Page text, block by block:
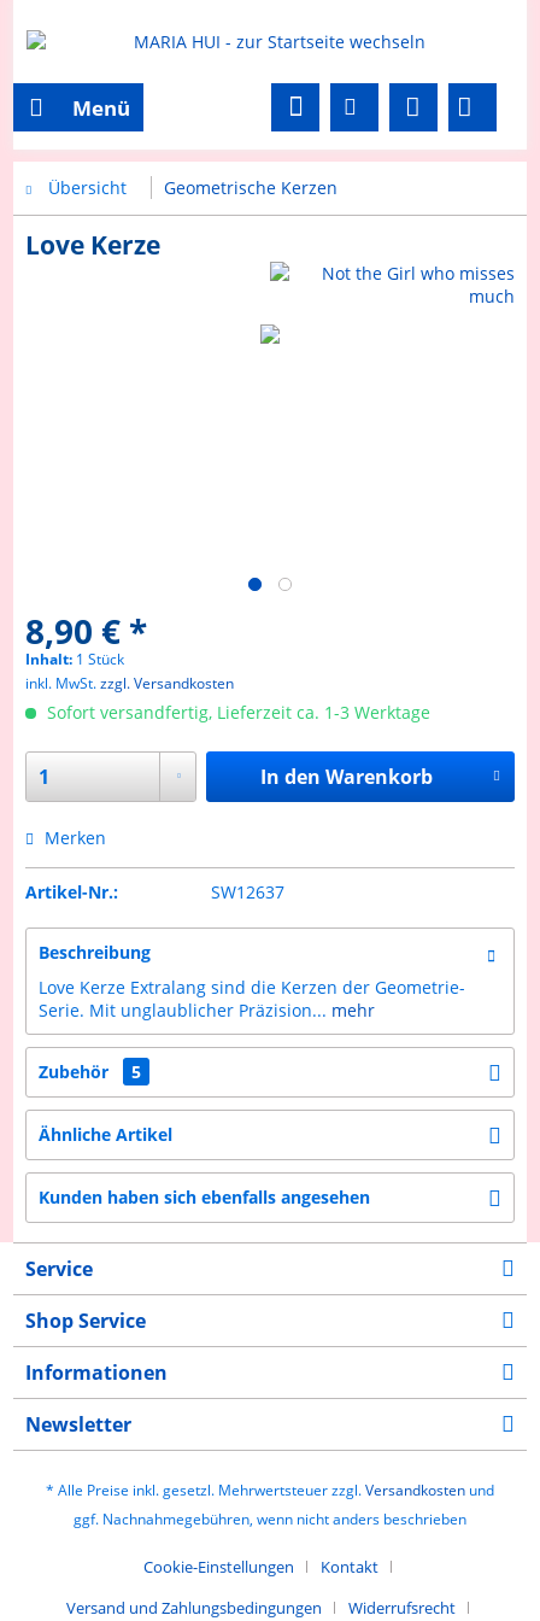
Menü
Übersicht Geometrische Kerzen
Love Kerze
8,90 € *
Inhalt: 1 Stück
inkl. MwSt.zzgl. Versandkosten
Sofort versandfertig, Lieferzeit ca. 1-3 Werktage
In den Warenkorb
Merken
Artikel-Nr.: SW12637
Beschreibung
Love Kerze Extralang sind die Kerzen der Geometrie-
Serie. Mit unglaublicher Präzision... mehr
Zubehör 5
Ähnliche Artikel
Kunden haben sich ebenfalls angesehen
Service
Shop Service
Informationen
Newsletter
* Alle Preise inkl. gesetzl. Mehrwertsteuer zzgl.Versandkosten und
ggf. Nachnahmegebühren, wenn nicht anders beschrieben
Cookie-Einstellungen
Kontakt
Versand und Zahlungsbedingungen
Widerrufsrecht